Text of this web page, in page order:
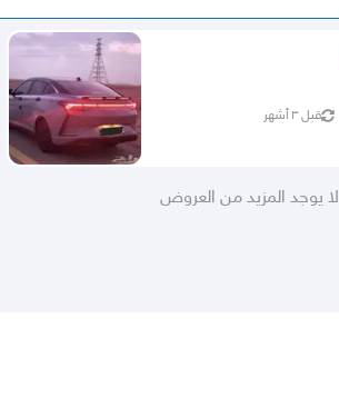
قبل ٣ أشهر
لا يوجد المزيد من العروض